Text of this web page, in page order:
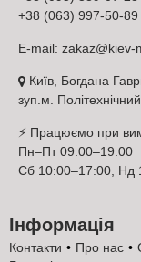
Зелений
Оберіть бажаний
сонома або білий)
для невеликих
+38 (063) 997-50-89
E-mail: zakaz@kiev-
Київ, Богдана
зуп.м. Політехнічний
⚡ Працюємо при
Пн–Пт 09:00–19:00
Сб 10:00–17:00, Нд
Інформація
Контакти Про нас